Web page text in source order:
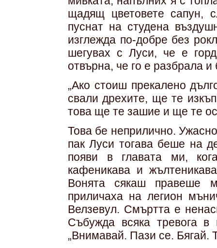
щадящ цветовете сапун,
пуснат на студена
изглежда по-добре без
шегувах с Луси, че е
отвърна, че го е разбрала и
„Ако стоиш прекалено
свали дрехите, ще те
това ще те зашие и ще те
Това бе неприлично.
пак Луси тогава беше на
появи в главата ми,
кафеникава и
Вонята сякаш правеше
приличаха на легион
Велзевул. Смъртта е
Събужда всяка тревога в
„Внимавай. Пази се. Бягай.